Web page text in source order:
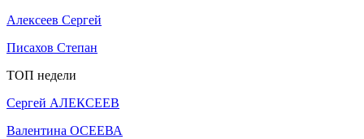
Алексеев Сергей
Писахов Степан
ТОП недели
Сергей АЛЕКСЕЕВ
Валентина ОСЕЕВА